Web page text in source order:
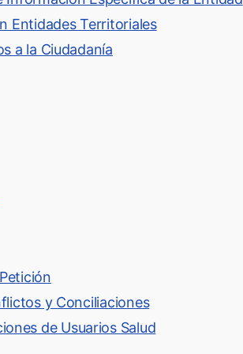
Entidades Territoriales
a la Ciudadanía
y Conciliaciones
de Usuarios Salud